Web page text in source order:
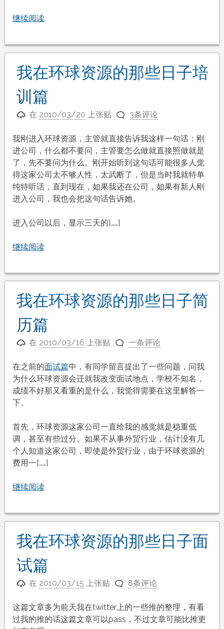
继续阅读
我在环球资源的那些日子培
训篇
在 2010/03/20 上张贴 3条评论
我刚进入环球资源，主管就直接告诉我这样一句话：刚
进公司，什么都不要问，主管要怎么做就直接照做就是
了，先不要问为什么。刚开始听到这句话可能很多人觉
得这家公司太不够人性，太武断了，但是当时我就特单
纯特听话，直到现在，如果我还在公司，如果有新人刚
进入公司，我也会把这句话告诉她。
进入公司以后，显示三天的[……]
继续阅读
我在环球资源的那些日子简
历篇
在 2010/03/16 上张贴 一条评论
在之前的面试篇中，有同学留言提出了一些问题，问我
为什么环球资源会迁就我改变面试地点，学校不知名，
成绩不好那又看重的是什么，我觉得需要在这里解答一
下。
首先，环球资源这家公司一直给我的感觉就是稳重低
调，甚至有些过分。如果不从事外贸行业，估计没有几
个人知道这家公司，即使是外贸行业，由于环球资源的
费用一[……]
继续阅读
我在环球资源的那些日子面
试篇
在 2010/03/15 上张贴 8条评论
这篇文章多为前天我在twitter上的一些推的整理，有看
过我的推的话这篇文章可以pass，不过文章可能比推更